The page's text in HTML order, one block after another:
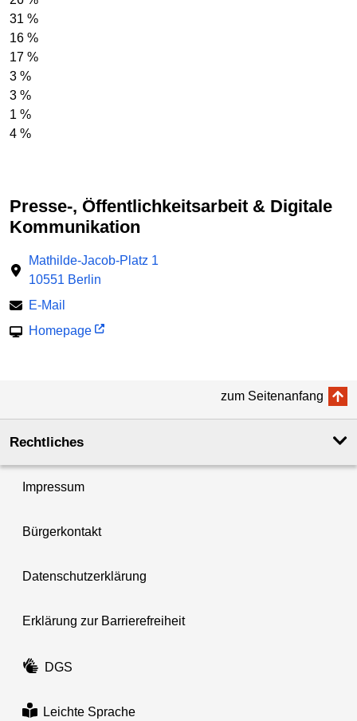
31 %
16 %
17 %
3 %
3 %
1 %
4 %
Presse-, Öffentlichkeitsarbeit & Digitale
Kommunikation
Mathilde-Jacob-Platz 1
10551 Berlin
E-Mail
Homepage
zum Seitenanfang
Rechtliches
Impressum
Bürgerkontakt
Datenschutzerklärung
Erklärung zur Barrierefreiheit
DGS
Leichte Sprache